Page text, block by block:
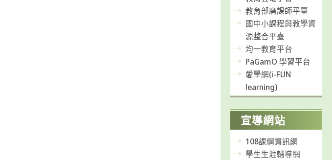
教育部磨課師平臺
國中小課程與教學資
源整合平臺
均一教育平台
PaGamO 學習平台
愛學網(i-FUN
learning)
宣導網站
108課綱資訊網
學生生涯輔導網